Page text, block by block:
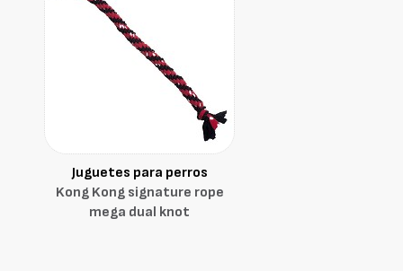
Juguetes para perros
Kong Kong signature rope
mega dual knot